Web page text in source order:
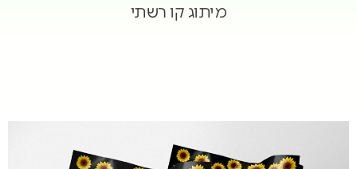
מיתוג קו רשתי